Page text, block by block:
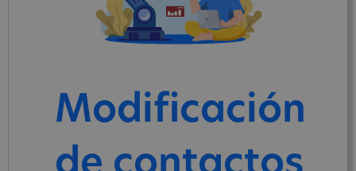
Modificación